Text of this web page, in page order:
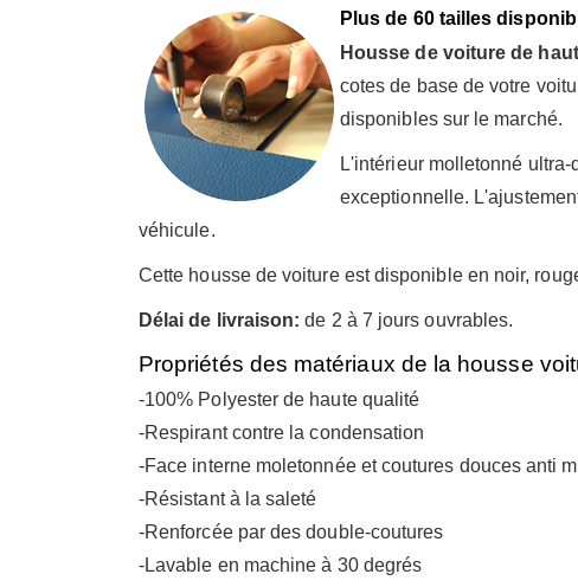
Plus de 60 tailles
Housse de voiture de
cotes de base de votre
disponibles sur le marché.
L'intérieur molletonné
exceptionnelle.
véhicule.
Cette housse de voiture est disponible en noir,
Délai de livraison: de 2 à 7 jours ouvrables.
Propriétés des matériaux de la housse
-100% Polyester de haute qualité
-Respirant contre la condensation
-Face interne moletonnée et coutures douces anti
-Résistant à la saleté
-Renforcée par des double-coutures
-Lavable en machine à 30 degrés